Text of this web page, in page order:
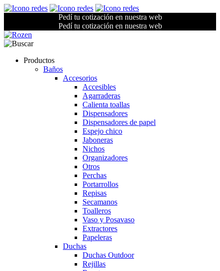
Pedí tu cotización en nuestra web
Pedí tu cotización en nuestra web
Productos
Baños
Accesorios
Accesibles
Agarraderas
Calienta toallas
Dispensadores
Dispensadores de papel
Espejo chico
Jaboneras
Nichos
Organizadores
Otros
Perchas
Portarrollos
Repisas
Secamanos
Toalleros
Vaso y Posavaso
Extractores
Papeleras
Duchas
Duchas Outdoor
Rejillas